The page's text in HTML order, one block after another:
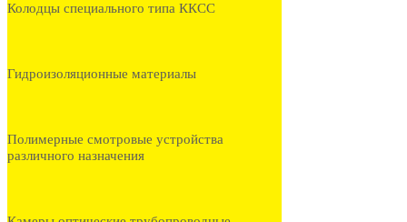
Колодцы специального типа ККСС
Гидроизоляционные материалы
Полимерные смотровые устройства
различного назначения